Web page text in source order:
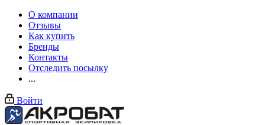
О компании
Отзывы
Как купить
Бренды
Контакты
Отследить посылку
...
Войти